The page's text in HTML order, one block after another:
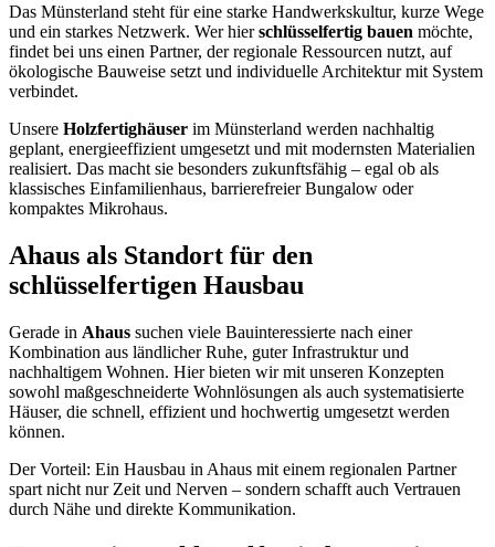
Das Münsterland steht für eine starke Handwerkskultur, kurze Wege
und ein starkes Netzwerk. Wer hierschlüsselfertig bauen möchte,
findet bei uns einen Partner, der regionale Ressourcen nutzt, auf
ökologische Bauweise setzt und individuelle Architektur mit System
verbindet.
Unsere Holzfertighäuser im Münsterland werden nachhaltig
geplant, energieeffizient umgesetzt und mit modernsten Materialien
realisiert. Das macht sie besonders zukunftsfähig – egal ob als
klassisches Einfamilienhaus, barrierefreier Bungalow oder
kompaktes Mikrohaus.
Ahaus als Standort für den
schlüsselfertigen Hausbau
Gerade in Ahaus suchen viele Bauinteressierte nach einer
Kombination aus ländlicher Ruhe, guter Infrastruktur und
nachhaltigem Wohnen. Hier bieten wir mit unseren Konzepten
sowohl maßgeschneiderte Wohnlösungen als auch systematisierte
Häuser, die schnell, effizient und hochwertig umgesetzt werden
können.
Der Vorteil: Ein Hausbau in Ahaus mit einem regionalen Partner
spart nicht nur Zeit und Nerven – sondern schafft auch Vertrauen
durch Nähe und direkte Kommunikation.